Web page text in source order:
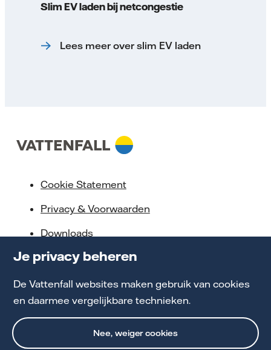
Je privacy beheren
De Vattenfall websites maken gebruik van cookies
en daarmee vergelijkbare technieken.
Nee, weiger cookies
Slim EV laden bij netcongestie
Lees meer over slim EV laden
Cookie Statement
Privacy & Voorwaarden
Downloads
Servicebeloften
Toegankelijkheid
Werken bij Vattenfall